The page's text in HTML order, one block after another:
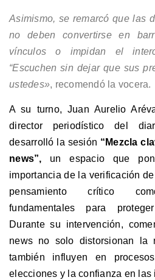
Asimismo, se remarcó que las
no deben convertirse en
vínculos o impidan el
“Escuchen sin dejar que sus
ustedes», recomendó la vocera.
A su turno, Juan Aurelio
director periodístico del
desarrolló la sesión “Mezcla
news”, un espacio que
importancia de la verificación
pensamiento crítico
fundamentales para
Durante su intervención,
news no solo distorsionan la
también influyen en
elecciones y la confianza en las